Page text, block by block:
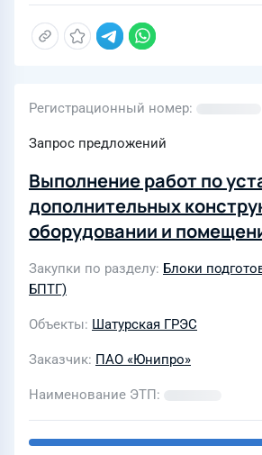
Регистрационный номер
Запрос предложений
Выполнение работ по
дополнительных
оборудовании и
подготовки газа Главного
ПГУ-400 для нужд
Закупки по разделу Блоки
БПТГ)
Объекты Шатурская ГРЭС
Заказчик ПАО «Юнипро»
Наименование ЭТП